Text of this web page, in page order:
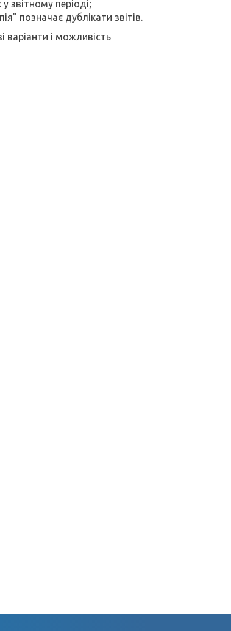
звітному періоді;
позначає дублікати звітів.
варіанти і можливість